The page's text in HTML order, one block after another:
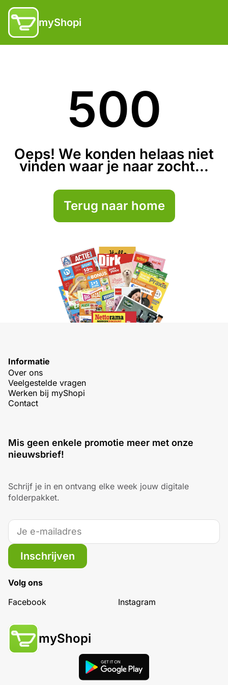
myShopi
500
Oeps! We konden helaas niet
vinden waar je naar zocht...
Terug naar home
Informatie
Over ons
Veelgestelde vragen
Werken bij myShopi
Contact
Mis geen enkele promotie meer met onze
nieuwsbrief!
Schrijf je in en ontvang elke week jouw digitale
folderpakket.
Inschrijven
Volg ons
Facebook
Instagram
myShopi